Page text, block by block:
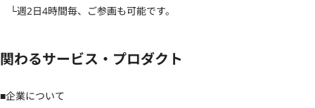
└週2日4時間毎、ご参画も可能です。
関わるサービス・プロダクト
■企業について